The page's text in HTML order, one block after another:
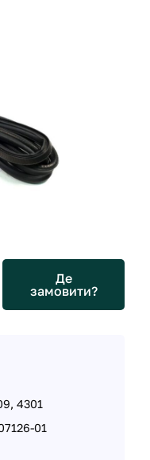
Де
замовити?
4301
01